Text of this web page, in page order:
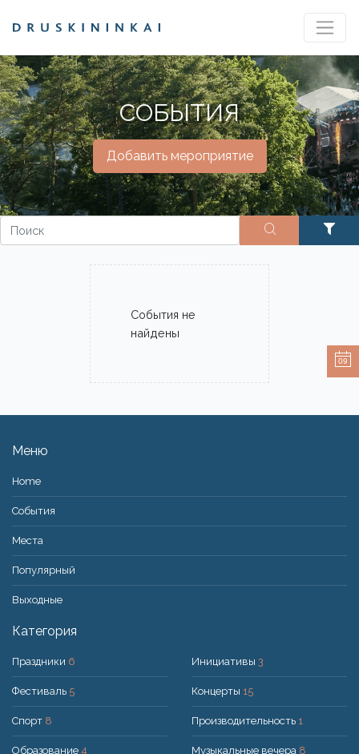
СОБЫТИЯ
Добавить мероприятие
События не
найдены
Меню
Home
События
Места
Популярный
Bыходные
Категория
Праздники 6
Фестиваль 5
Спорт 8
Образование 4
Инициативы 3
Концерты 15
Производительность 1
Музыкальные вечера 8
09